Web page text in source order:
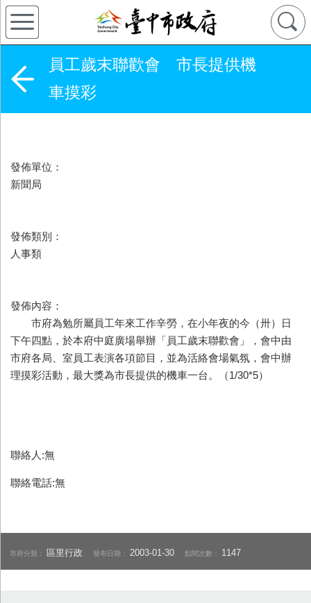
員工歲末聯歡會 市長提供機
車摸彩
發佈單位：
新聞局
發佈類別：
人事類
發佈內容：
市府為勉所屬員工年來工作辛勞，在小年夜的今（卅）日
下午四點，於本府中庭廣場舉辦「員工歲末聯歡會」，會中由
市府各局、室員工表演各項節目，並為活絡會場氣氛，會中辦
理摸彩活動，最大獎為市長提供的機車一台。（1/30*5）
聯絡人:無
聯絡電話:無
市府分類： 區里行政 發布日期： 2003-01-30 點閱次數： 1147